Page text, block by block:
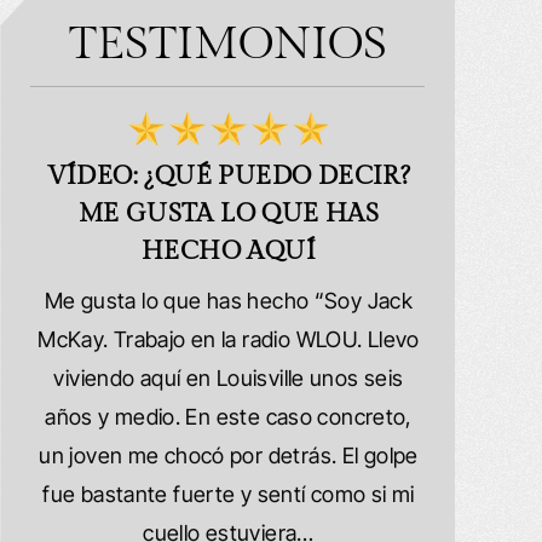
TESTIMONIOS
VÍDEO: ¿QUÉ PUEDO DECIR?
ME GUSTA LO QUE HAS
HECHO AQUÍ
Me gusta lo que has hecho “Soy Jack
McKay. Trabajo en la radio WLOU. Llevo
viviendo aquí en Louisville unos seis
años y medio. En este caso concreto,
un joven me chocó por detrás. El golpe
fue bastante fuerte y sentí como si mi
cuello estuviera…